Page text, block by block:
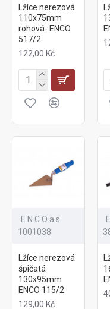
Lžíce nerezová
110x75mm
rohová- ENCO
517/2
122,00 Kč
E N C O a.s.
1001038
Lžíce nerezová
špičatá
130x95mm
ENCO 115/2
129,00 Kč